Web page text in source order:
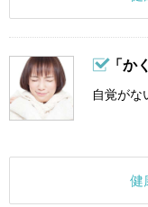
「か
自覚がな
健